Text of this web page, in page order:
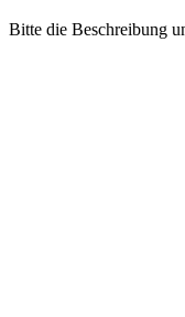
Bitte die Beschreibung